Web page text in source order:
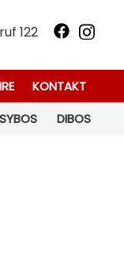
122
KONTAKT
SYBOS DIBOS